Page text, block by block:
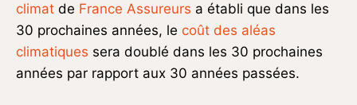
climat de France Assureurs a établi que dans les
30 prochaines années, le coût des aléas
climatiques sera doublé dans les 30 prochaines
années par rapport aux 30 années passées.